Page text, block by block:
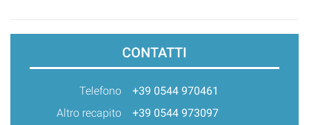
CONTATTI
Telefono
+39 0544 970461
Altro recapito
+39 0544 973097